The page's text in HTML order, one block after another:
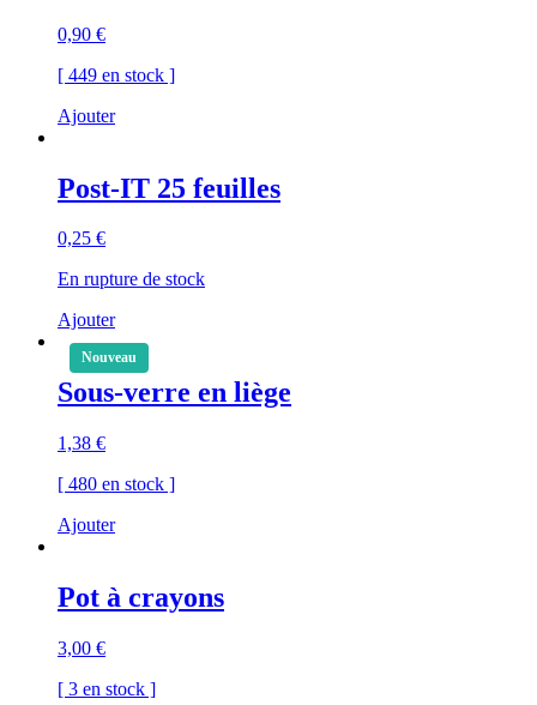
0,90 €
[ 449 en stock ]
Ajouter
Post-IT 25 feuilles
0,25 €
En rupture de stock
Ajouter
Nouveau
Sous-verre en liège
1,38 €
[ 480 en stock ]
Ajouter
Pot à crayons
3,00 €
[ 3 en stock ]